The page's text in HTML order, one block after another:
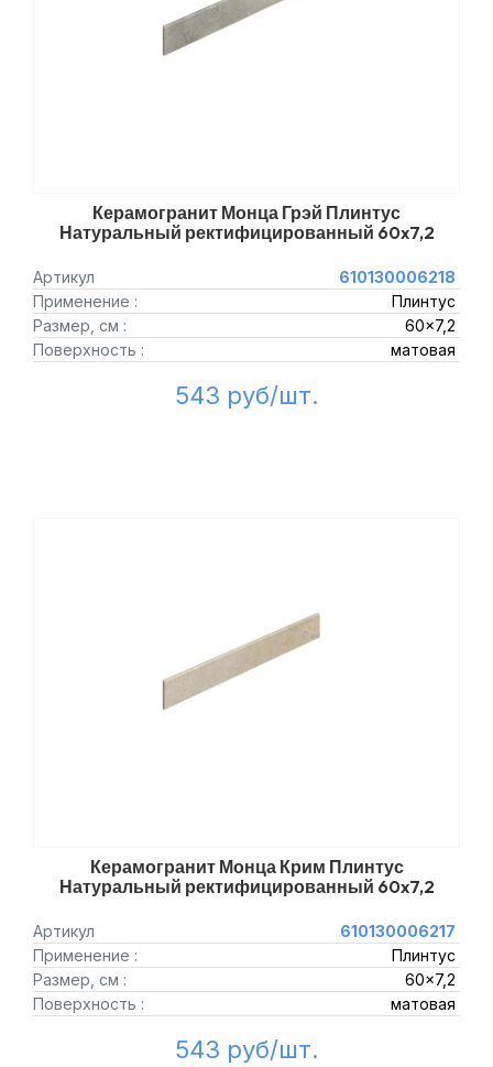
Керамогранит Монца Грэй Плинтус
Натуральный ректифицированный 60x7,2
Артикул
610130006218
Применение :
Плинтус
Размер, см :
60x7,2
Поверхность :
матовая
543 руб/шт.
Керамогранит Монца Крим Плинтус
Натуральный ректифицированный 60x7,2
Артикул
610130006217
Применение :
Плинтус
Размер, см :
60x7,2
Поверхность :
матовая
543 руб/шт.